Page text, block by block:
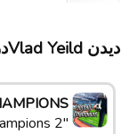
دیدن Vlad Yeildدر بازی های سابلینت
"Football Champions 2" سرور